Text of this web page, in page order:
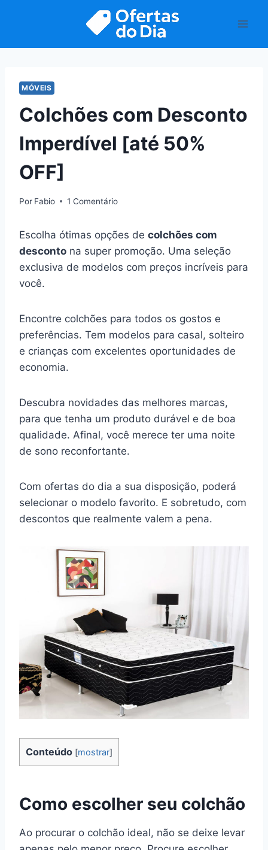
MÓVEIS
Colchões com Desconto
Imperdível [até 50%
OFF]
Por Fabio 1 Comentário
Escolha ótimas opções de colchões com
desconto na super promoção. Uma seleção
exclusiva de modelos com preços incríveis para
você.
Encontre colchões para todos os gostos e
preferências. Tem modelos para casal, solteiro
e crianças com excelentes oportunidades de
economia.
Descubra novidades das melhores marcas,
para que tenha um produto durável e de boa
qualidade. Afinal, você merece ter uma noite
de sono reconfortante.
Com ofertas do dia a sua disposição, poderá
selecionar o modelo favorito. E sobretudo, com
descontos que realmente valem a pena.
Conteúdo [mostrar]
Como escolher seu colchão
Ao procurar o colchão ideal, não se deixe levar